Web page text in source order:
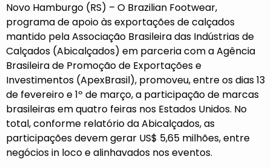
Novo Hamburgo (RS) – O Brazilian Footwear,
programa de apoio às exportações de calçados
mantido pela Associação Brasileira das Indústrias de
Calçados (Abicalçados) em parceria com a Agência
Brasileira de Promoção de Exportações e
Investimentos (ApexBrasil), promoveu, entre os dias 13
de fevereiro e 1º de março, a participação de marcas
brasileiras em quatro feiras nos Estados Unidos. No
total, conforme relatório da Abicalçados, as
participações devem gerar US$ 5,65 milhões, entre
negócios in loco e alinhavados nos eventos.